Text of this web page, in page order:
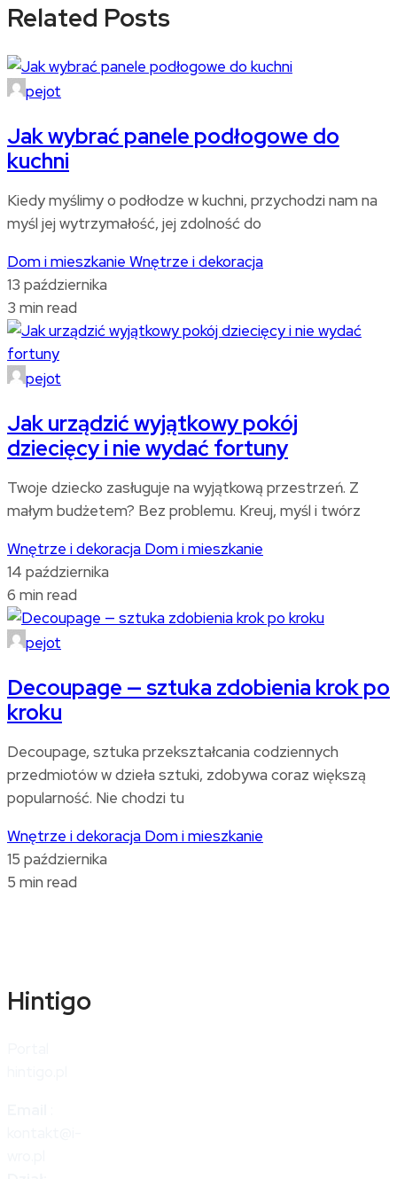
Related Posts
pejot
Jak wybrać panele podłogowe do
kuchni
Kiedy myślimy o podłodze w kuchni, przychodzi nam na
myśl jej wytrzymałość, jej zdolność do
Dom i mieszkanie Wnętrze i dekoracja
13 października
3 min read
pejot
Jak urządzić wyjątkowy pokój
dziecięcy i nie wydać fortuny
Twoje dziecko zasługuje na wyjątkową przestrzeń. Z
małym budżetem? Bez problemu. Kreuj, myśl i twórz
Wnętrze i dekoracja Dom i mieszkanie
14 października
6 min read
pejot
Decoupage — sztuka zdobienia krok po
kroku
Decoupage, sztuka przekształcania codziennych
przedmiotów w dzieła sztuki, zdobywa coraz większą
popularność. Nie chodzi tu
Wnętrze i dekoracja Dom i mieszkanie
15 października
5 min read
Hintigo